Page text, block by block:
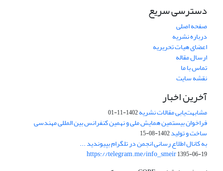
دسترسی سریع
صفحه اصلی
درباره نشریه
اعضای هیات تحریریه
ارسال مقاله
تماس با ما
نقشه سایت
آخرین اخبار
مشابهت‌یابی مقالات نشریه1402-11-01
فراخوان بیستمین همایش ملی و نهمین کنفرانس بین المللی مهندسی
ساخت و تولید1402-08-15
به کانال اطلاع رسانی انجمن در تلگرام بپیوندید ...
https://telegram.me/info_smeir1395-06-19